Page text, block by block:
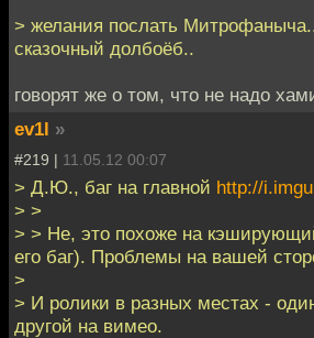
> желания послать
сказочный долбоёб..
говорят же о том, что не надо
ev1l »
#219 | 11.05.12 00:07
> Д.Ю., баг на главной http://
> >
> > Не, это похоже на
его баг). Проблемы на вашей
>
> И ролики в разных местах -
другой на вимео.